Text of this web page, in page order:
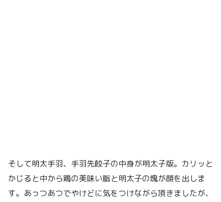
そして明太手羽、手羽先餃子の中身が明太子版。カリッと
かじると中から鶏の美味い脂と明太子の塊が顔を出しま
す。あっつあつでやけどに気をつけながら頂きましたが、